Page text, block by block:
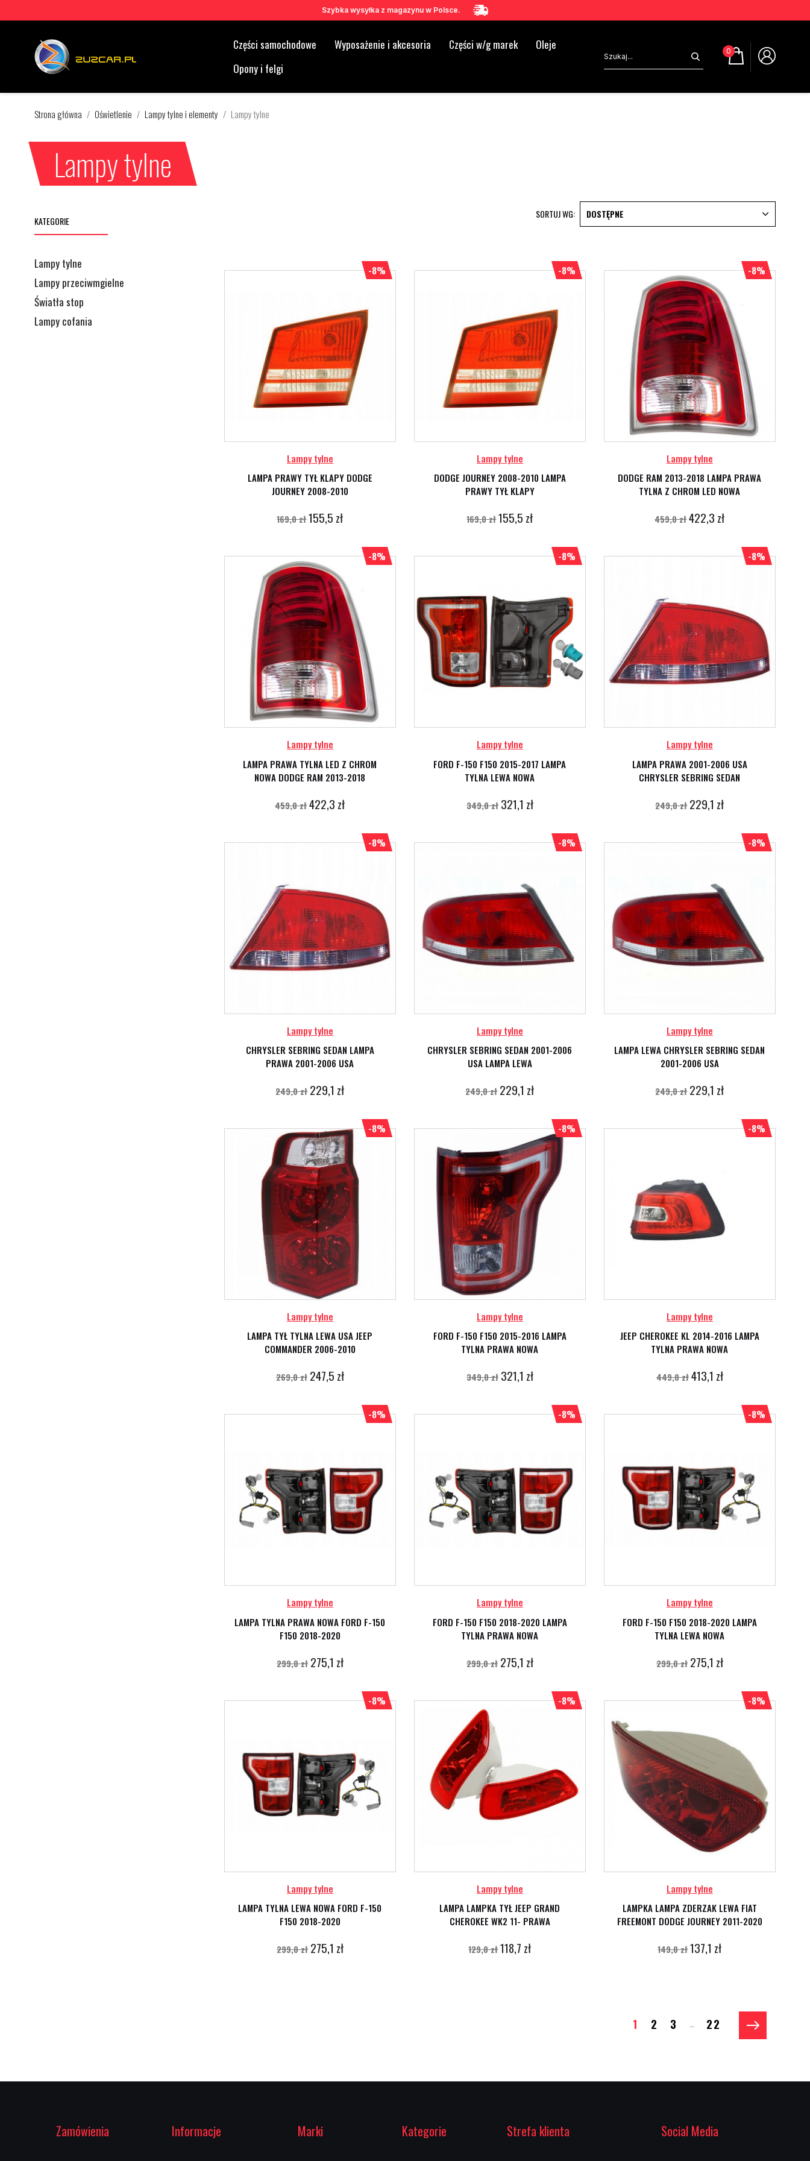
Szybka wysyłka z magazynu w Polsce.
Części samochodowe Wyposażenie i akcesoria Części w/g marek
Oleje
Opony i felgi
0
Strona główna Oświetlenie Lampy tylne i elementy Lampy tylne
Lampy tylne
KATEGORIE
Lampy tylne
Lampy przeciwmgielne
Światła stop
Lampy cofania
SORTUJ WG: DOSTĘPNE
Lampy tylne
LAMPA PRAWY TYŁ KLAPY DODGE
JOURNEY 2008-2010
169,0 zł155,5 zł
-8%
Lampy tylne
DODGE JOURNEY 2008-2010 LAMPA
PRAWY TYŁ KLAPY
169,0 zł155,5 zł
-8%
Lampy tylne
DODGE RAM 2013-2018 LAMPA PRAWA
TYLNA Z CHROM LED NOWA
459,0 zł422,3 zł
-8%
Lampy tylne
LAMPA PRAWA TYLNA LED Z CHROM
NOWA DODGE RAM 2013-2018
459,0 zł422,3 zł
-8%
Lampy tylne
FORD F-150 F150 2015-2017 LAMPA
TYLNA LEWA NOWA
349,0 zł 321,1 zł
-8%
Lampy tylne
LAMPA PRAWA 2001-2006 USA
CHRYSLER SEBRING SEDAN
249,0 zł 229,1 zł
-8%
Lampy tylne
CHRYSLER SEBRING SEDAN LAMPA
PRAWA 2001-2006 USA
249,0 zł 229,1 zł
-8%
Lampy tylne
CHRYSLER SEBRING SEDAN 2001-2006
USA LAMPA LEWA
249,0 zł 229,1 zł
-8%
Lampy tylne
LAMPA LEWA CHRYSLER SEBRING SEDAN
2001-2006 USA
249,0 zł 229,1 zł
-8%
Lampy tylne
LAMPA TYŁ TYLNA LEWA USA JEEP
COMMANDER 2006-2010
269,0 zł 247,5 zł
-8%
Lampy tylne
FORD F-150 F150 2015-2016 LAMPA
TYLNA PRAWA NOWA
349,0 zł 321,1 zł
-8%
Lampy tylne
JEEP CHEROKEE KL 2014-2016 LAMPA
TYLNA PRAWA NOWA
449,0 zł413,1 zł
-8%
Lampy tylne
LAMPA TYLNA PRAWA NOWA FORD F-150
F150 2018-2020
299,0 zł 275,1 zł
-8%
Lampy tylne
FORD F-150 F150 2018-2020 LAMPA
TYLNA PRAWA NOWA
299,0 zł 275,1 zł
-8%
Lampy tylne
FORD F-150 F150 2018-2020 LAMPA
TYLNA LEWA NOWA
299,0 zł 275,1 zł
-8%
Lampy tylne
LAMPA TYLNA LEWA NOWA FORD F-150
F150 2018-2020
299,0 zł 275,1 zł
-8%
Lampy tylne
LAMPA LAMPKA TYŁ JEEP GRAND
CHEROKEE WK2 11- PRAWA
129,0 zł118,7 zł
-8%
Lampy tylne
LAMPKA LAMPA ZDERZAK LEWA FIAT
FREEMONT DODGE JOURNEY 2011-2020
149,0 zł137,1 zł
-8%
1 2 3 22
Zamówienia Informacje Marki Kategorie Strefa klienta Social Media